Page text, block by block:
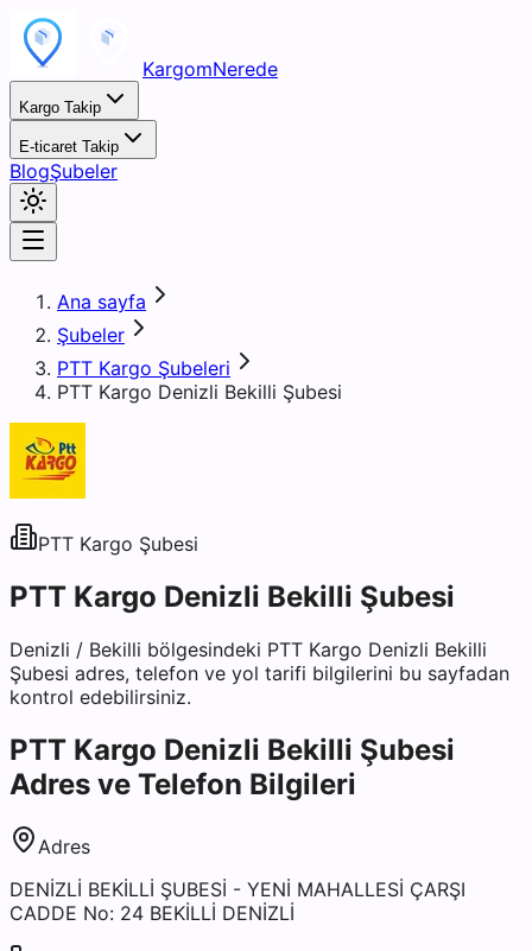
KargomNerede
Kargo Takip
E-ticaret Takip
BlogŞubeler
Ana sayfa
Şubeler
PTT Kargo Şubeleri
PTT Kargo Denizli Bekilli Şubesi
PTT Kargo Şubesi
PTT Kargo Denizli Bekilli Şubesi
Denizli / Bekilli bölgesindeki PTT Kargo Denizli Bekilli
Şubesi adres, telefon ve yol tarifi bilgilerini bu sayfadan
kontrol edebilirsiniz.
PTT Kargo Denizli Bekilli Şubesi
Adres ve Telefon Bilgileri
Adres
DENİZLİ BEKİLLİ ŞUBESİ - YENİ MAHALLESİ ÇARŞI
CADDE No: 24 BEKİLLİ DENİZLİ